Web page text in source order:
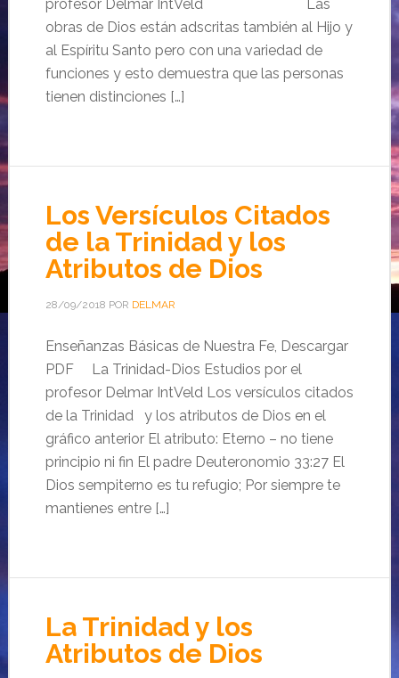
profesor Delmar IntVeld Las
obras de Dios están adscritas también al Hijo y
al Espíritu Santo pero con una variedad de
funciones y esto demuestra que las personas
tienen distinciones […]
Los Versículos Citados
de la Trinidad y los
Atributos de Dios
28/09/2018 POR DELMAR
Enseñanzas Básicas de Nuestra Fe, Descargar
PDF La Trinidad-Dios Estudios por el
profesor Delmar IntVeld Los versículos citados
de la Trinidad y los atributos de Dios en el
gráfico anterior El atributo: Eterno – no tiene
principio ni fin El padre Deuteronomio 33:27 El
Dios sempiterno es tu refugio; Por siempre te
mantienes entre […]
La Trinidad y los
Atributos de Dios